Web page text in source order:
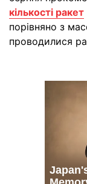
кількості ракет
порівняно з
проводилися